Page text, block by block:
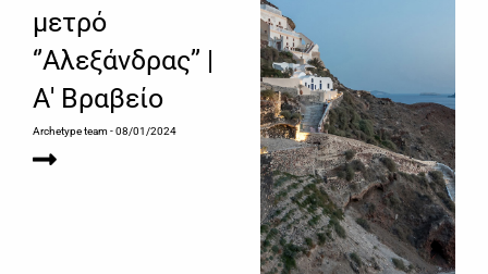
μετρό
‘’Αλεξάνδρας’’ |
Α' Βραβείο
Archetype team- 08/01/2024